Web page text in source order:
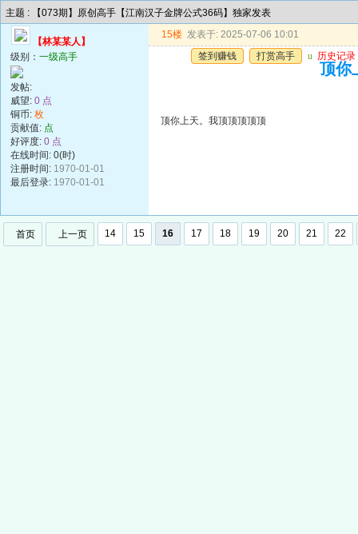
主题 : 【073期】原创高手【江南汉子金牌公式36码】独家发表
【林某某人】
级别： 一级高手
发帖:
威望: 0 点
铜币: 枚
贡献值: 点
好评度: 0 点
在线时间: 0(时)
注册时间: 1970-01-01
最后登录: 1970-01-01
15楼 发表于: 2025-07-06 10:01
签到赚钱
打赏高手 u 历史记录
顶你
顶你上天。我顶顶顶顶顶
首页 上一页 14 15 16 17 18 19 20 21 22